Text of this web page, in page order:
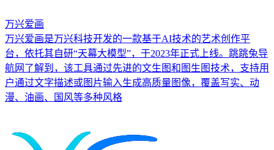
万兴爱画
万兴爱画是万兴科技开发的一款基于AI技术的艺术创作平
台，依托其自研“天幕大模型”，于2023年正式上线。跳跳兔导
航网了解到，该工具通过先进的文生图和图生图技术，支持用
户通过文字描述或图片输入生成高质量图像，覆盖写实、动
漫、油画、国风等多种风格